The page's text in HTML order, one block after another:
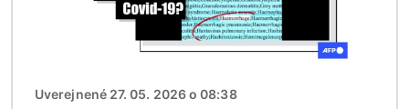
Uverejnené 27. 05. 2026 o 08:38